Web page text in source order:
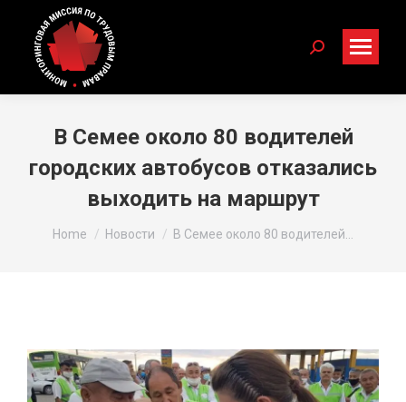
Search:
В Семее около 80 водителей
городских автобусов отказались
выходить на маршрут
You are here:
Home Новости В Семее около 80 водителей…